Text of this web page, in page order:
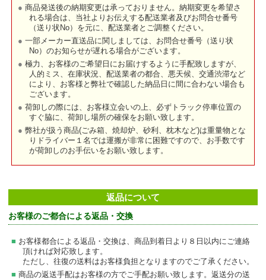
商品発送後の納期変更は承っておりません。納期変更を希望さ
れる場合は、当社よりお伝えする配送業者及びお問合せ番号
（送り状No）を元に、配送業者とご調整ください。
一部メーカー直送品に関しましては、お問合せ番号（送り状
No）のお知らせが遅れる場合がございます。
極力、お客様のご希望日にお届けするように手配致しますが、
人的ミス、在庫状況、配送業者の都合、悪天候、交通渋滞など
により、お客様と弊社で確認した納品日に間に合わない場合も
ございます。
荷卸しの際には、お客様立会いの上、必ずトラック停車位置の
すぐ脇に、荷卸し場所の確保をお願い致します。
弊社が扱う商品(ごみ箱、焼却炉、砂利、枕木など)は重量物とな
りドライバー１名では運搬が非常に困難ですので、お手数です
が荷卸しのお手伝いをお願い致します。
返品について
お客様のご都合による返品・交換
お客様都合による返品・交換は、商品到着日より８日以内にご連絡
頂ければ対応致します。
ただし、往復の送料はお客様負担となりますのでご了承ください。
商品の返送手配はお客様の方でご手配お願い致します。返送分の送